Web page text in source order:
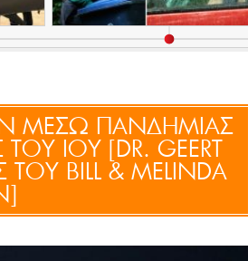
ΜΕΣΩ ΠΑΝΔΗΜΙΑΣ
ΙΟΥ [DR. GEERT
BILL & MELINDA